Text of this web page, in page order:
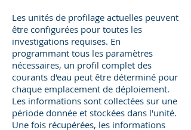
Les unités de profilage actuelles peuvent
être configurées pour toutes les
investigations requises. En
programmant tous les paramètres
nécessaires, un profil complet des
courants d'eau peut être déterminé pour
chaque emplacement de déploiement.
Les informations sont collectées sur une
période donnée et stockées dans l'unité.
Une fois récupérées, les informations